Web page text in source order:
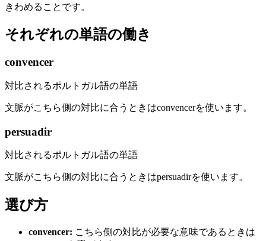
きわめることです。
それぞれの単語の働き
convencer
対比されるポルトガル語の単語
文脈がこちら側の対比に合うときはconvencerを使います。
persuadir
対比されるポルトガル語の単語
文脈がこちら側の対比に合うときはpersuadirを使います。
選び方
convencer: こちら側の対比が必要な意味であるときは